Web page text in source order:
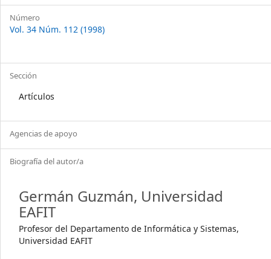
Número
Vol. 34 Núm. 112 (1998)
Sección
Artículos
Agencias de apoyo
Biografía del autor/a
Germán Guzmán, Universidad
EAFIT
Profesor del Departamento de Informática y Sistemas,
Universidad EAFIT